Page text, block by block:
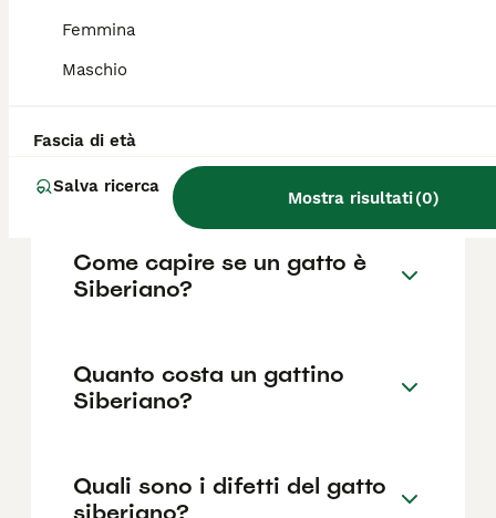
Femmina
Maschio
Fascia di età
Salva ricerca
Mostra risultati(0)
Gatto Siberiano fa danni in
compagnia per tutta la famiglia. Non fa danni
affidabile.
Come capire se un gatto è
Siberiano?
Quanto costa un gattino
Siberiano?
Quali sono i difetti del gatto